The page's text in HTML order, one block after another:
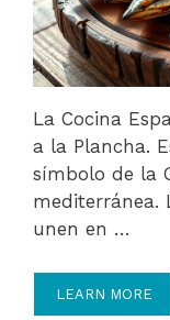
La Cocina
a la Plancha.
símbolo de la
mediterránea.
unen en …
LEARN MORE